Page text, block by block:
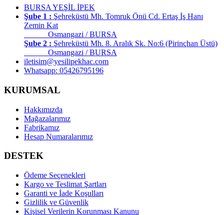
BURSA YEŞİL İPEK
Şube 1 : Şehreküstü Mh. Tomruk Önü Cd. Ertaş İş Hanı
Zemin Kat
Osmangazi / BURSA
Şube 2 : Şehreküstü Mh. 8. Aralık Sk. No:6 (Pirinçhan Üstü)
Osmangazi / BURSA
iletisim@yesilipekhac.com
Whatsapp: 05426795196
KURUMSAL
Hakkımızda
Mağazalarımız
Fabrikamız
Hesap Numaralarımız
DESTEK
Ödeme Seçenekleri
Kargo ve Teslimat Şartları
Garanti ve İade Koşulları
Gizlilik ve Güvenlik
Kişisel Verilerin Korunması Kanunu